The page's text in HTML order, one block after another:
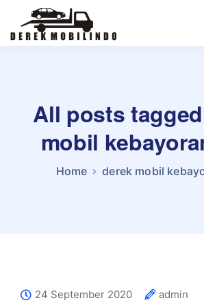
All posts
mobil
Home derek mobil
24 September 2020
admin